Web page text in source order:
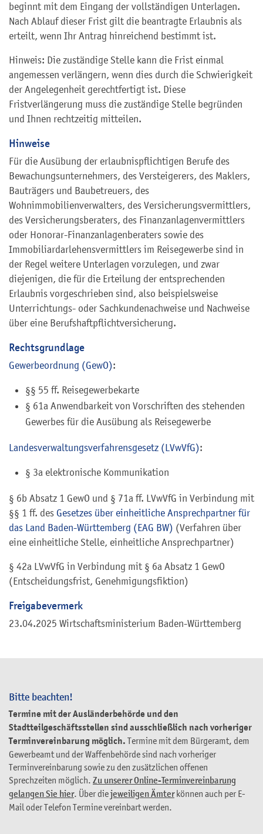
Bitte beachten!
Termine mit der Ausländerbehörde und den
Stadtteilgeschäftsstellen sind ausschließlich nach vorheriger
Terminvereinbarung möglich. Termine mit dem Bürgeramt, dem
Gewerbeamt und der Waffenbehörde sind nach vorheriger
Terminvereinbarung sowie zu den zusätzlichen offenen
Sprechzeiten möglich. Zu unserer Online-Terminvereinbarung
gelangen Sie hier. Über diejeweiligen Ämterkönnen auch per E-
Mail oder Telefon Termine vereinbart werden.
beginnt mit dem Eingang der vollständigen Unterlagen.
Nach Ablauf dieser Frist gilt die beantragte Erlaubnis als
erteilt, wenn Ihr Antrag hinreichend bestimmt ist.
Hinweis: Die zuständige Stelle kann die Frist einmal
angemessen verlängern, wenn dies durch die Schwierigkeit
der Angelegenheit gerechtfertigt ist. Diese
Fristverlängerung muss die zuständige Stelle begründen
und Ihnen rechtzeitig mitteilen.
Hinweise
Für die Ausübung der erlaubnispflichtigen Berufe des
Bewachungsunternehmers, des Versteigerers, des Maklers,
Bauträgers und Baubetreuers, des
Wohnimmobilienverwalters, des Versicherungsvermittlers,
des Versicherungsberaters, des Finanzanlagenvermittlers
oder Honorar-Finanzanlagenberaters sowie des
Immobiliardarlehensvermittlers im Reisegewerbe sind in
der Regel weitere Unterlagen vorzulegen, und zwar
diejenigen, die für die Erteilung der entsprechenden
Erlaubnis vorgeschrieben sind, also beispielsweise
Unterrichtungs- oder Sachkundenachweise und Nachweise
über eine Berufshaftpflichtversicherung.
Rechtsgrundlage
Gewerbeordnung (GewO):
§§ 55 ff. Reisegewerbekarte
§ 61a Anwendbarkeit von Vorschriften des stehenden
Gewerbes für die Ausübung als Reisegewerbe
Landesverwaltungsverfahrensgesetz (LVwVfG):
§ 3a elektronische Kommunikation
§ 6b Absatz 1 GewO und § 71a ff. LVwVfG in Verbindung mit
§§ 1 ff. des Gesetzes über einheitliche Ansprechpartner für
das Land Baden-Württemberg (EAG BW) (Verfahren über
eine einheitliche Stelle, einheitliche Ansprechpartner)
§ 42a LVwVfG in Verbindung mit § 6a Absatz 1 GewO
(Entscheidungsfrist, Genehmigungsfiktion)
Freigabevermerk
23.04.2025 Wirtschaftsministerium Baden-Württemberg